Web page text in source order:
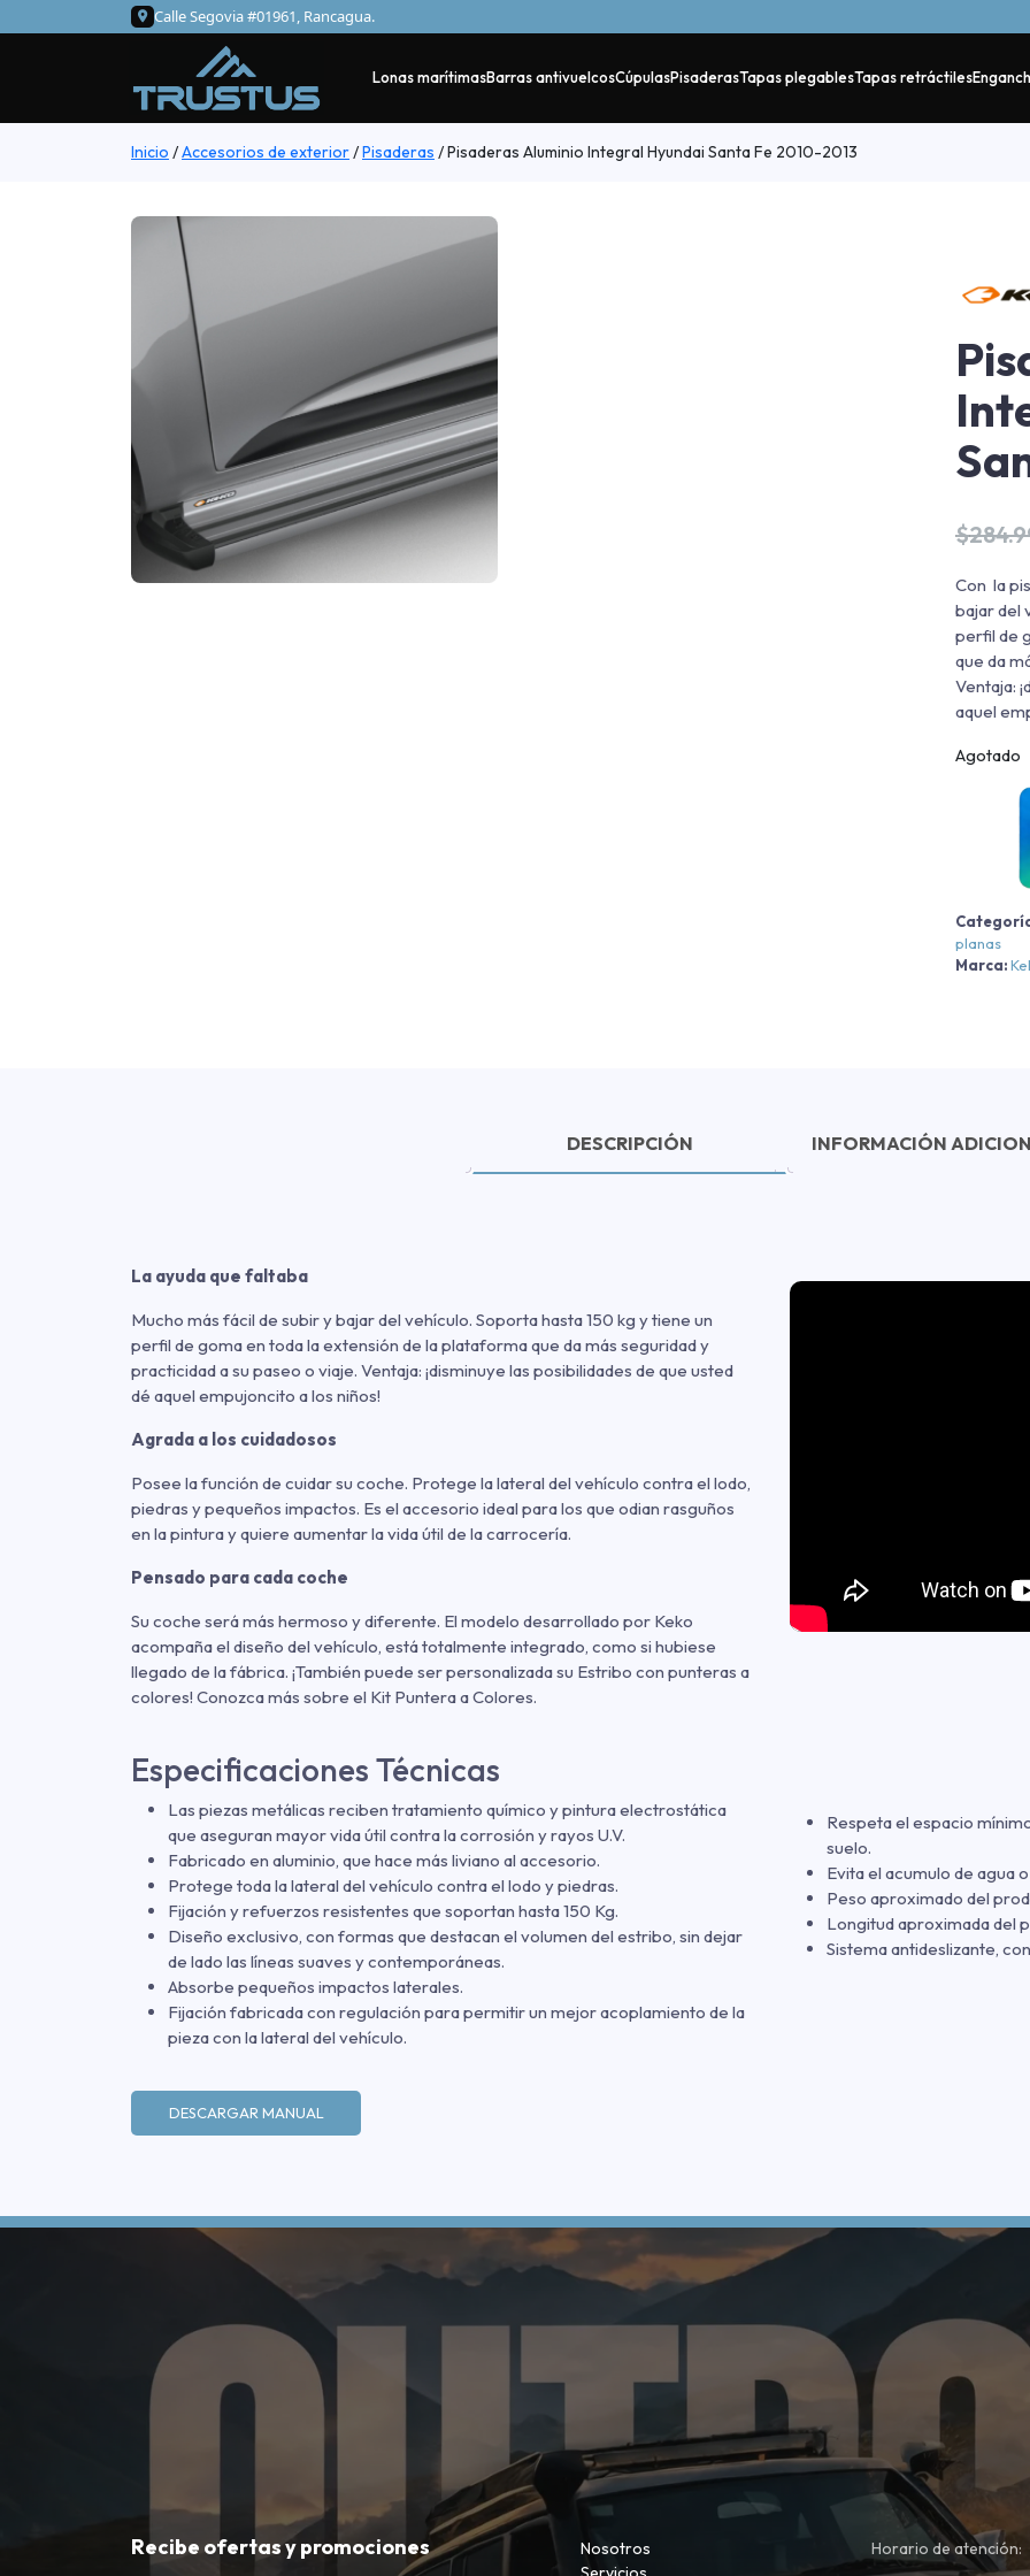
Calle Segovia #01961, Rancagua.
Lonas marítimasBarras antivuelcosCúpulasPisaderasTapas plegablesTapas retráctiles
Inicio /Accesorios de exterior/Pisaderas /Pisaderas Aluminio Integral Hyundai Santa Fe 2010-2013
$
Con la
bajar del
perfil de
que da
Ventaja:
aquel
Agotado
planas
Marca:
DESCRIPCIÓN INFORMACIÓN
La ayuda que faltaba
Mucho más fácil de subir y bajar del vehículo. Soporta hasta 150 kg y tiene un
perfil de goma en toda la extensión de la plataforma que da más seguridad y
practicidad a su paseo o viaje. Ventaja: ¡disminuye las posibilidades de que usted
dé aquel empujoncito a los niños!
Agrada a los cuidadosos
Posee la función de cuidar su coche. Protege la lateral del vehículo contra el lodo,
piedras y pequeños impactos. Es el accesorio ideal para los que odian rasguños
en la pintura y quiere aumentar la vida útil de la carrocería.
Pensado para cada coche
Su coche será más hermoso y diferente. El modelo desarrollado por Keko
acompaña el diseño del vehículo, está totalmente integrado, como si hubiese
llegado de la fábrica. ¡También puede ser personalizada su Estribo con punteras a
colores! Conozca más sobre el Kit Puntera a Colores.
Especificaciones Técnicas
Las piezas metálicas reciben tratamiento químico y pintura electrostática
que aseguran mayor vida útil contra la corrosión y rayos U.V.
Fabricado en aluminio, que hace más liviano al accesorio.
Protege toda la lateral del vehículo contra el lodo y piedras.
Fijación y refuerzos resistentes que soportan hasta 150 Kg.
Diseño exclusivo, con formas que destacan el volumen del estribo, sin dejar
de lado las líneas suaves y contemporáneas.
Absorbe pequeños impactos laterales.
Fijación fabricada con regulación para permitir un mejor acoplamiento de la
pieza con la lateral del vehículo.
DESCARGAR MANUAL
Respeta el espacio
suelo.
Evita el acumulo de agua
Peso aproximado del
Longitud aproximada del
Sistema antideslizante,
Recibe ofertas y promociones
Nosotros
Horario de atención: